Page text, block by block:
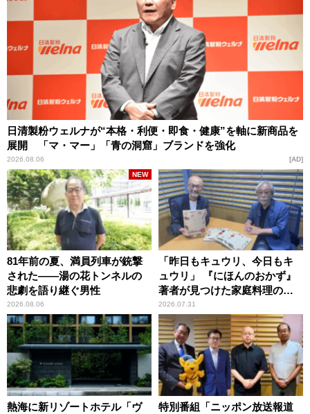
日清製粉ウェルナが“本格・利便・即食・健康”を軸に新商品を
展開 「マ・マー」「青の洞窟」ブランドを強化
2026.08.06 AD
81年前の夏、満員列車が銃撃
された――湯の花トンネルの
悲劇を語り継ぐ男性
2026.08.06
NEW
「昨日もキュウリ、今日もキ
ュウリ」 『にほんのおかず』
著者が見つけた家庭料理の知
恵
2026.07.31
熱海に新リゾートホテル「ヴ
特別番組「ニッポン放送報道